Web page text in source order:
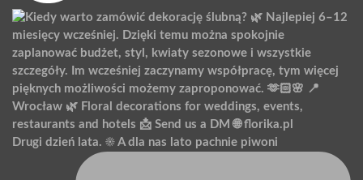
Drugi dzień lata. ☀️ A dla nas lato pachnie piwoni